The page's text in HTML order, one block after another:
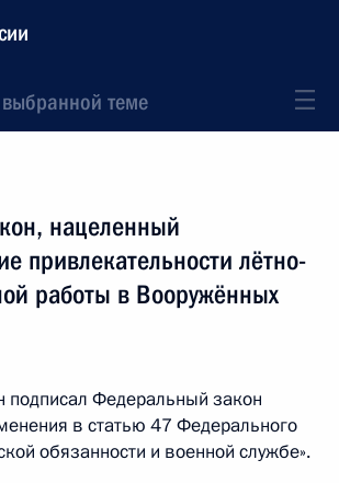
теме
нацеленный
привлекательности лётно-
работы в Вооружённых
подписал Федеральный закон
в статью 47 Федерального
обязанности и военной службе».